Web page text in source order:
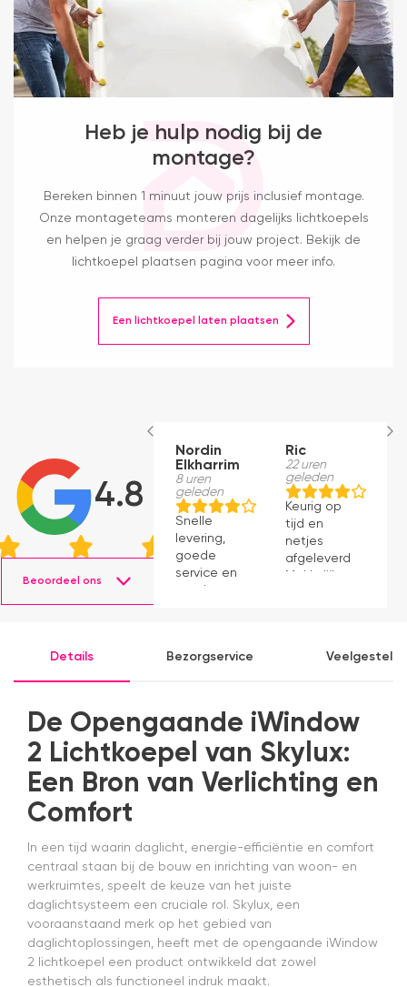
Heb je hulp nodig bij de
montage?
Bereken binnen 1 minuut jouw prijs inclusief montage.
Onze montageteams monteren dagelijks lichtkoepels
en helpen je graag verder bij jouw project. Bekijk de
lichtkoepel plaatsen pagina voor meer info.
Een lichtkoepel laten plaatsen
4.8
Beoordeel ons
Nordin
Elkharrim
8 uren
geleden
Snelle
levering,
goede
service en
Ric
22 uren
geleden
Keurig op
tijd en
netjes
afgeleverd.
Details Bezorgservice
De Opengaande iWindow
2 Lichtkoepel van Skylux:
Een Bron van Verlichting en
Comfort
In een tijd waarin daglicht, energie-efficiëntie en comfort
centraal staan bij de bouw en inrichting van woon- en
werkruimtes, speelt de keuze van het juiste
daglichtsysteem een cruciale rol. Skylux, een
vooraanstaand merk op het gebied van
daglichtoplossingen, heeft met de opengaande iWindow
2 lichtkoepel een product ontwikkeld dat zowel
esthetisch als functioneel indruk maakt.